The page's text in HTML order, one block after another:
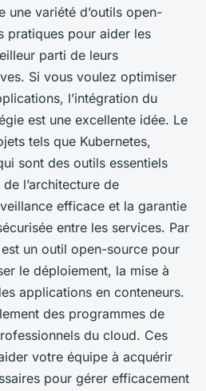
une variété d’outils open-
pratiques pour aider les
parti de leurs
Si vous voulez optimiser
l’intégration du
est une excellente idée. Le
tels que Kubernetes,
sont des outils essentiels
l’architecture de
efficace et la garantie
entre les services. Par
est un outil open-source pour
le déploiement, la mise à
applications en conteneurs.
des programmes de
du cloud. Ces
votre équipe à acquérir
pour gérer efficacement